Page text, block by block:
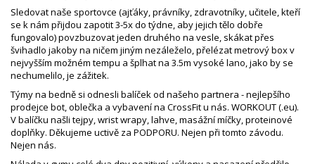
Sledovat naše sportovce (ajťáky, právníky, zdravotníky, učitele, kteří
se k nám přijdou zapotit 3-5x do týdne, aby jejich tělo dobře
fungovalo) povzbuzovat jeden druhého na vesle, skákat přes
švihadlo jakoby na ničem jiným nezáleželo, přelézat metrový box v
nejvyšším možném tempu a šplhat na 3.5m vysoké lano, jako by se
nechumelilo, je zážitek.
Týmy na bedně si odnesli balíček od našeho partnera - nejlepšího
prodejce bot, oblečka a vybavení na CrossFit u nás. WORKOUT (.eu).
V balíčku našli tejpy, wrist wrapy, lahve, masážní míčky, proteinové
doplňky. Děkujeme uctivě za PODPORU. Nejen při tomto závodu.
Nejen nás.